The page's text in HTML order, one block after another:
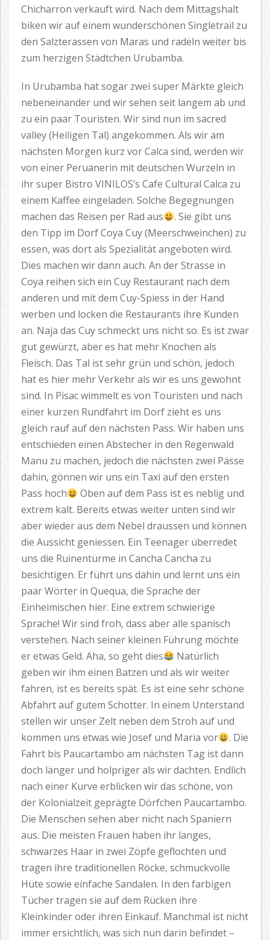
Chicharron verkauft wird. Nach dem Mittagshalt
biken wir auf einem wunderschönen Singletrail zu
den Salzterassen von Maras und radeln weiter bis
zum herzigen Städtchen Urubamba.
In Urubamba hat sogar zwei super Märkte gleich
nebeneinander und wir sehen seit langem ab und
zu ein paar Touristen. Wir sind nun im sacred
valley (Heiligen Tal) angekommen. Als wir am
nächsten Morgen kurz vor Calca sind, werden wir
von einer Peruanerin mit deutschen Wurzeln in
ihr super Bistro VINILOS’s Cafe Cultural Calca zu
einem Kaffee eingeladen. Solche Begegnungen
machen das Reisen per Rad aus
. Sie gibt uns
den Tipp im Dorf Coya Cuy (Meerschweinchen) zu
essen, was dort als Spezialität angeboten wird.
Dies machen wir dann auch. An der Strasse in
Coya reihen sich ein Cuy Restaurant nach dem
anderen und mit dem Cuy-Spiess in der Hand
werben und locken die Restaurants ihre Kunden
an. Naja das Cuy schmeckt uns nicht so. Es ist zwar
gut gewürzt, aber es hat mehr Knochen als
Fleisch. Das Tal ist sehr grün und schön, jedoch
hat es hier mehr Verkehr als wir es uns gewohnt
sind. In Pisac wimmelt es von Touristen und nach
einer kurzen Rundfahrt im Dorf zieht es uns
gleich rauf auf den nächsten Pass. Wir haben uns
entschieden einen Abstecher in den Regenwald
Manu zu machen, jedoch die nächsten zwei Pässe
dahin, gönnen wir uns ein Taxi auf den ersten
Pass hoch
Oben auf dem Pass ist es neblig und
extrem kalt. Bereits etwas weiter unten sind wir
aber wieder aus dem Nebel draussen und können
die Aussicht geniessen. Ein Teenager überredet
uns die Ruinentürme in Cancha Cancha zu
besichtigen. Er führt uns dahin und lernt uns ein
paar Wörter in Quequa, die Sprache der
Einheimischen hier. Eine extrem schwierige
Sprache! Wir sind froh, dass aber alle spanisch
verstehen. Nach seiner kleinen Führung möchte
er etwas Geld. Aha, so geht dies
Natürlich
geben wir ihm einen Batzen und als wir weiter
fahren, ist es bereits spät. Es ist eine sehr schöne
Abfahrt auf gutem Schotter. In einem Unterstand
stellen wir unser Zelt neben dem Stroh auf und
kommen uns etwas wie Josef und Maria vor
. Die
Fahrt bis Paucartambo am nächsten Tag ist dann
doch länger und holpriger als wir dachten. Endlich
nach einer Kurve erblicken wir das schöne, von
der Kolonialzeit geprägte Dörfchen Paucartambo.
Die Menschen sehen aber nicht nach Spaniern
aus. Die meisten Frauen haben ihr langes,
schwarzes Haar in zwei Zöpfe geflochten und
tragen ihre traditionellen Röcke, schmuckvolle
Hüte sowie einfache Sandalen. In den farbigen
Tücher tragen sie auf dem Rücken ihre
Kleinkinder oder ihren Einkauf. Manchmal ist nicht
immer ersichtlich, was sich nun darin befindet –